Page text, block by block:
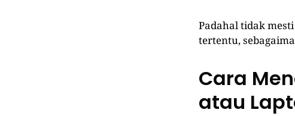
Padahal tidak
tertentu,
Cara
atau